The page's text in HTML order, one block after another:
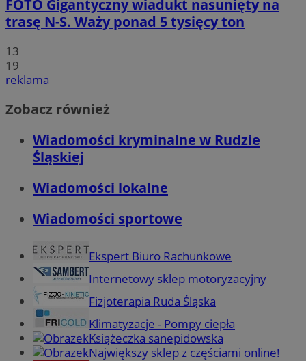
FOTO Gigantyczny wiadukt nasunięty na
trasę N-S. Waży ponad 5 tysięcy ton
13
19
reklama
Zobacz również
Wiadomości kryminalne w Rudzie
Śląskiej
Wiadomości lokalne
Wiadomości sportowe
Ekspert Biuro Rachunkowe
Internetowy sklep motoryzacyjny
Fizjoterapia Ruda Śląska
Klimatyzacje - Pompy ciepła
Książeczka sanepidowska
Największy sklep z częściami online!